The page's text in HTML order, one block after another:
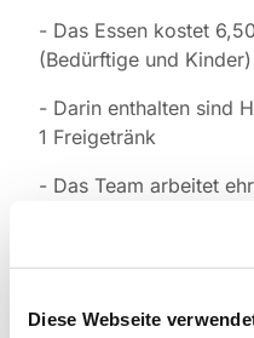
Diese Webseite
- Das Essen kostet
(Bedürftige und Kinder)
- Darin enthalten sind
1 Freigetränk
- Das Team arbeitet